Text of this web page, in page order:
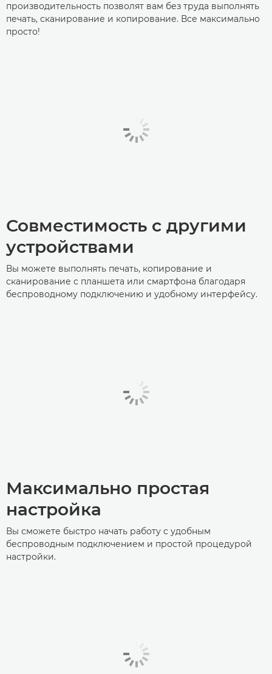
производительность позволят вам без труда выполнять
печать, сканирование и копирование. Все максимально
просто!
Совместимость с другими
устройствами
Вы можете выполнять печать, копирование и
сканирование с планшета или смартфона благодаря
беспроводному подключению и удобному интерфейсу.
Максимально простая
настройка
Вы сможете быстро начать работу с удобным
беспроводным подключением и простой процедурой
настройки.